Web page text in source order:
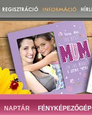
NAPTÁR FÉNYKÉPEZŐGÉP